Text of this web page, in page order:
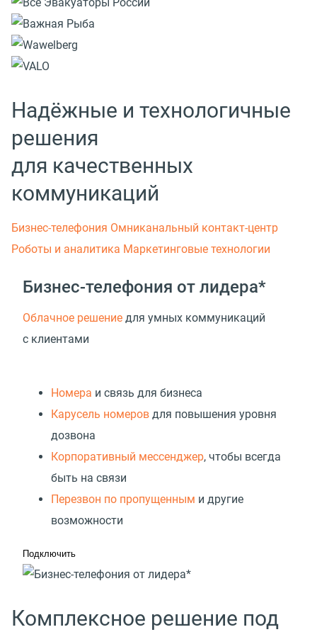
Надёжные и технологичные
решения
для качественных
коммуникаций
Бизнес-телефония Омниканальный контакт-центр
Роботы и аналитика Маркетинговые технологии
Бизнес-телефония от лидера*
Облачное решение для умных коммуникаций
с клиентами
Номера и связь для бизнеса
Карусель номеров для повышения уровня
дозвона
Корпоративный мессенджер, чтобы всегда
быть на связи
Перезвон по пропущенным и другие
возможности
Подключить
Комплексное решение под